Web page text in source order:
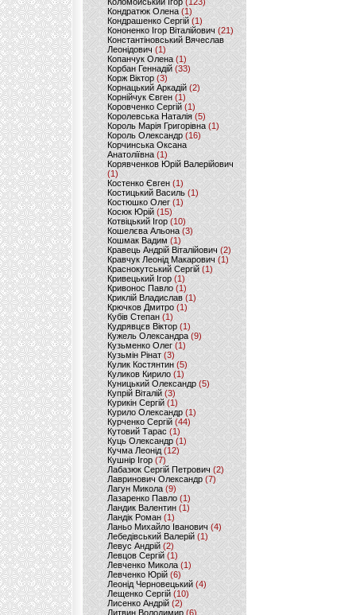
Кондратюк Олена(1)
Кондрашенко Сергій (1)
Кононенко Ігор Віталійович (21)
Константіновський Вячеслав
Леонідович (1)
Копанчук Олена (1)
Корбан Геннадій (33)
Корж Віктор (3)
Корнацький Аркадій (2)
Корнійчук Євген (1)
Коровченко Сергій (1)
Королевська Наталія(5)
Король Марія Григорівна (1)
Король Олександр (16)
Корчинська Оксана
Анатоліївна (1)
Корявченков Юрій Валерійович
(1)
Костенко Євген (1)
Костицький Василь (1)
Костюшко Олег (1)
Косюк Юрій (15)
Котвіцький Ігор (10)
Кошелєва Альона(3)
Кошмак Вадим (1)
Кравець Андрій Віталійович (2)
Кравчук Леонід Макарович (1)
Краснокутський Сергій (1)
Кривецький Ігор (1)
Кривонос Павло (1)
Криклій Владислав (1)
Крючков Дмитро(1)
Кубів Степан(1)
Кудрявцєв Віктор (1)
Кужель Олександра (9)
Кузьменко Олег (1)
Кузьмін Рінат(3)
Кулик Костянтин(5)
Куликов Кирило (1)
Куницький Олександр (5)
Купрій Віталій (3)
Курикін Сергій(1)
Курило Олександр (1)
Курченко Сергій (44)
Кутовий Тарас (1)
Куць Олександр (1)
Кучма Леонід (12)
Кушнір Ігор(7)
Лабазюк Сергій Петрович (2)
Лавринович Олександр(7)
Лагун Микола(9)
Лазаренко Павло (1)
Ландик Валентин (1)
Ландік Роман (1)
Ланьо Михайло Іванович(4)
Лебедівський Валерій(1)
Левус Андрій(2)
Левцов Сергій (1)
Левченко Микола (1)
Левченко Юрій (6)
Леонід Черновецький (4)
Лещенко Сергій (10)
Лисенко Андрій (2)
Литвин Володимир (6)